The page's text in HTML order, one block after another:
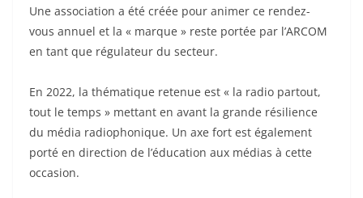
Une association a été créée pour animer ce rendez-
vous annuel et la « marque » reste portée par l’ARCOM
en tant que régulateur du secteur.
En 2022, la thématique retenue est « la radio partout,
tout le temps » mettant en avant la grande résilience
du média radiophonique. Un axe fort est également
porté en direction de l’éducation aux médias à cette
occasion.